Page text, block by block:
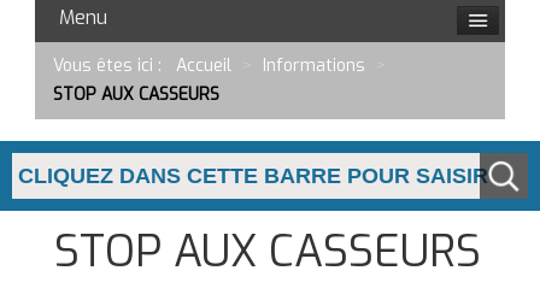
Menu
Vous êtes ici : Accueil Informations
STOP AUX CASSEURS
STOP AUX CASSEURS